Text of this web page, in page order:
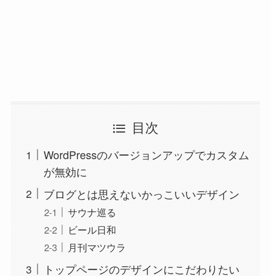
目次
WordPressのバージョンアップでカスタム
が無効に
ブログとは思えないかっこいいデザイン
サウナ巡る
ビール日和
月刊マツウラ
トップページのデザインにこだわりたい